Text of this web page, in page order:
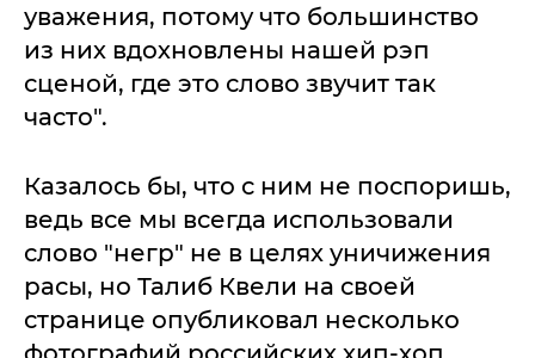
уважения, потому что большинство
из них вдохновлены нашей рэп
сценой, где это слово звучит так
часто".
Казалось бы, что с ним не поспоришь,
ведь все мы всегда использовали
слово "негр" не в целях уничижения
расы, но Талиб Квели на своей
странице опубликовал несколько